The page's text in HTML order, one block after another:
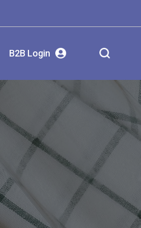
B2B Login